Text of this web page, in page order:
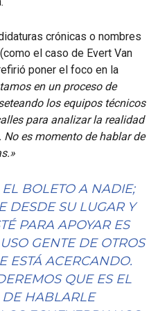
crónicas o nombres
el caso de Evert Van
poner el foco en la
en un proceso de
los equipos técnicos
para analizar la realidad
es momento de hablar de
BOLETO A NADIE;
DESDE SU LUGAR Y
PARA APOYAR ES
GENTE DE OTROS
ESTÁ ACERCANDO.
QUE ES EL
HABLARLE